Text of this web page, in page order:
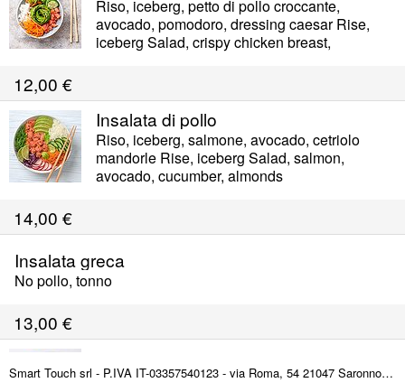
Riso, iceberg, petto di pollo croccante,
avocado, pomodoro, dressing caesar Rise,
iceberg Salad, crispy chicken breast,
12,00 €
Insalata di pollo
Riso, iceberg, salmone, avocado, cetriolo
mandorle Rise, iceberg Salad, salmon,
avocado, cucumber, almonds
14,00 €
Insalata greca
No pollo, tonno
13,00 €
Iceberg, avocado, pomodoro, carota, mais,
Smart Touch srl - P.IVA IT-03357540123 - via Roma, 54 21047 Saronno (VA) ITALY